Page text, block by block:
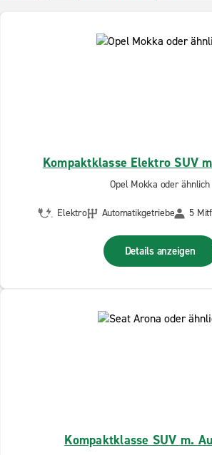
Kompaktklasse Elektro SUV
Opel Mokka oder ähnlich
Elektro Automatikgetriebe 5
Details anzeigen
Kompaktklasse SUV m.